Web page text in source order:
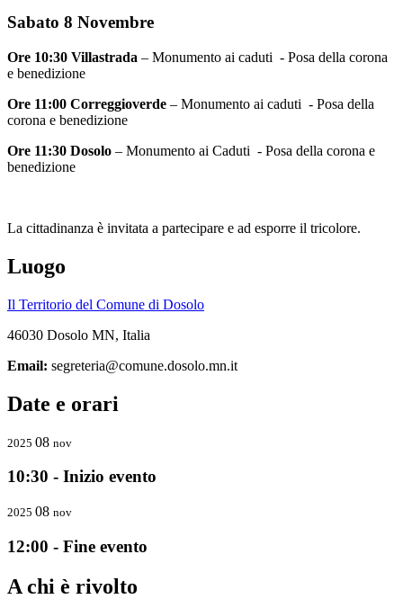
Sabato 8 Novembre
Ore 10:30 Villastrada – Monumento ai caduti - Posa della corona
e benedizione
Ore 11:00 Correggioverde – Monumento ai caduti - Posa della
corona e benedizione
Ore 11:30 Dosolo – Monumento ai Caduti - Posa della corona e
benedizione
La cittadinanza è invitata a partecipare e ad esporre il tricolore.
Luogo
Il Territorio del Comune di Dosolo
46030 Dosolo MN, Italia
Email: segreteria@comune.dosolo.mn.it
Date e orari
2025 08 nov
10:30 - Inizio evento
2025 08 nov
12:00 - Fine evento
A chi è rivolto